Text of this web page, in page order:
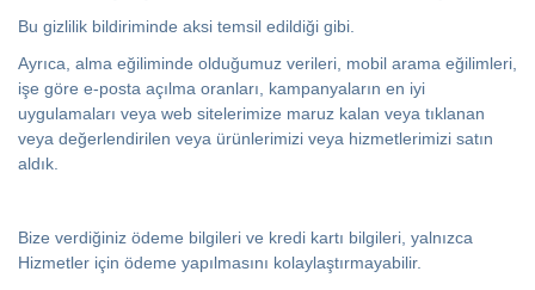
Bu gizlilik bildiriminde aksi temsil edildiği gibi.
Ayrıca, alma eğiliminde olduğumuz verileri, mobil arama eğilimleri,
işe göre e-posta açılma oranları, kampanyaların en iyi
uygulamaları veya web sitelerimize maruz kalan veya tıklanan
veya değerlendirilen veya ürünlerimizi veya hizmetlerimizi satın
aldık.
Bize verdiğiniz ödeme bilgileri ve kredi kartı bilgileri, yalnızca
Hizmetler için ödeme yapılmasını kolaylaştırmayabilir.